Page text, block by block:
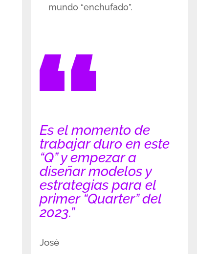
mundo “enchufado”.
Es el momento de
trabajar duro en este
“Q” y empezar a
diseñar modelos y
estrategias para el
primer “Quarter” del
2023.”
José